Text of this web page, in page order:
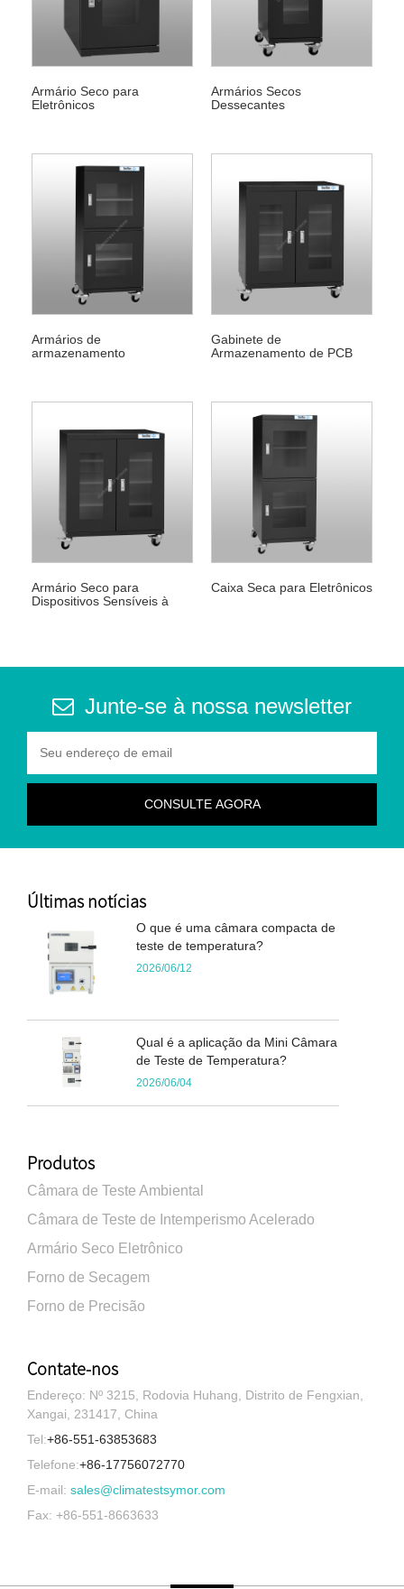
Armário Seco para
Eletrônicos
Armários Secos
Dessecantes
Armários de
armazenamento
Gabinete de
Armazenamento de PCB
Armário Seco para
Dispositivos Sensíveis à
Caixa Seca para Eletrônicos
Junte-se à nossa newsletter
Últimas notícias
O que é uma câmara compacta de
teste de temperatura?
2026/06/12
Qual é a aplicação da Mini Câmara
de Teste de Temperatura?
2026/06/04
Produtos
Câmara de Teste Ambiental
Câmara de Teste de Intemperismo Acelerado
Armário Seco Eletrônico
Forno de Secagem
Forno de Precisão
Contate-nos
Endereço: Nº 3215, Rodovia Huhang, Distrito de Fengxian,
Xangai, 231417, China
Tel:+86-551-63853683
Telefone:+86-17756072770
E-mail: sales@climatestsymor.com
Fax: +86-551-8663633